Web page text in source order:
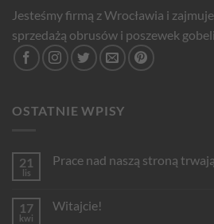
Jesteśmy firmą z Wrocławia i
sprzedażą obrusów i poszewek
OSTATNIE WPISY
21
lis
Prace nad naszą stroną
Prace
17
kwi
Witajcie!